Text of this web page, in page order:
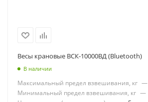
Весы крановые ВСК-10000ВД (Bluetooth)
В наличии
Максимальный предел взвешивания, кг —
Минимальный предел взвешивания, кг —